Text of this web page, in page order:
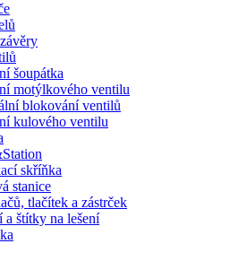
šoupátka
motýlkového ventilu
blokování ventilů
kulového ventilu
skříňka
stanice
tlačítek a zástrček
a štítky na lešení